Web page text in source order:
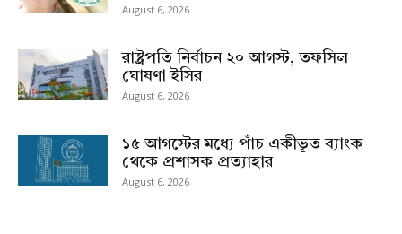
August 6, 2026
রাষ্ট্রপতি নির্বাচন ২০ আগস্ট, তফসিল
ঘোষণা ইসির
August 6, 2026
১৫ আগস্টের মধ্যে পাঁচ একীভূত ব্যাংক
থেকে প্রশাসক প্রত্যাহার
August 6, 2026